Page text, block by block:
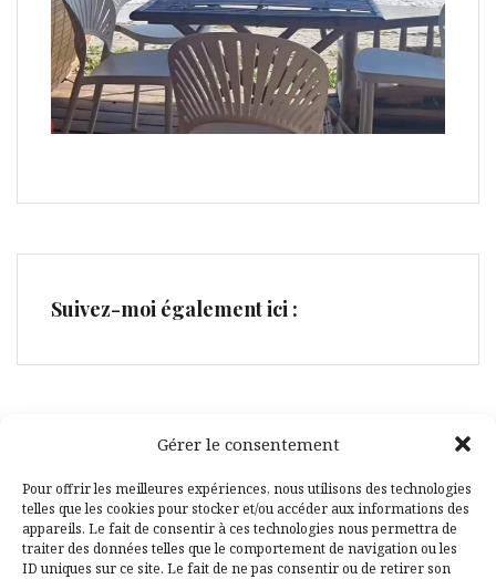
Gérer le consentement
Pour offrir les meilleures expériences, nous utilisons des technologies
telles que les cookies pour stocker et/ou accéder aux informations des
appareils. Le fait de consentir à ces technologies nous permettra de
traiter des données telles que le comportement de navigation ou les
ID uniques sur ce site. Le fait de ne pas consentir ou de retirer son
Suivez-moi également ici :
Facebook
Pinterest